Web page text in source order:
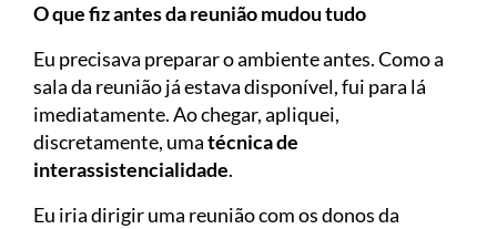
O que fiz antes da reunião mudou tudo
Eu precisava preparar o ambiente antes. Como a
sala da reunião já estava disponível, fui para lá
imediatamente. Ao chegar, apliquei,
discretamente, umatécnica de
interassistencialidade.
Eu iria dirigir uma reunião com os donos da